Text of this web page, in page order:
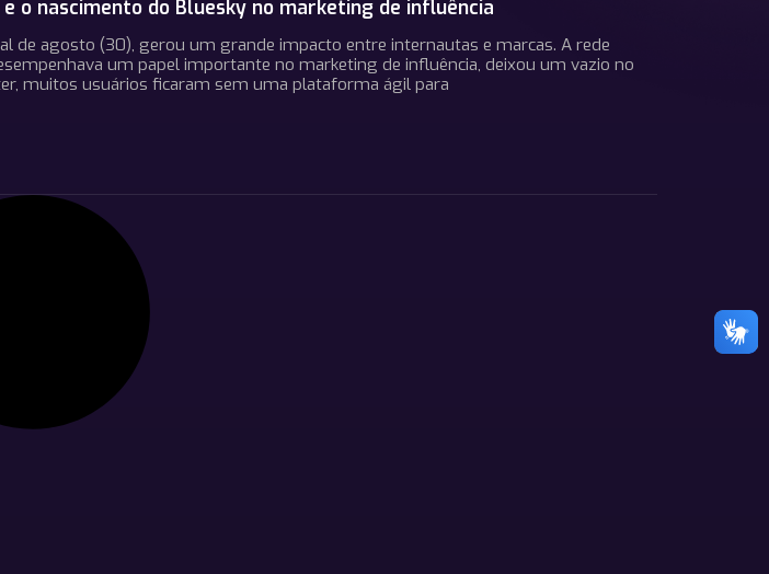
o nascimento do Bluesky no marketing de influência
de agosto (30), gerou um grande impacto entre internautas e marcas. A rede
um papel importante no marketing de influência, deixou um vazio no
muitos usuários ficaram sem uma plataforma ágil para